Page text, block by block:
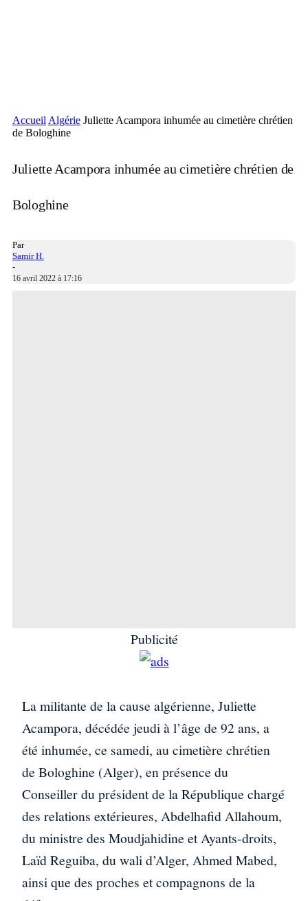
Accueil Algérie Juliette Acampora inhumée au cimetière chrétien
de Bologhine
Juliette Acampora inhumée au cimetière chrétien de
Bologhine
Par
Samir H.
-
16 avril 2022 à 17:16
Publicité
La militante de la cause algérienne, Juliette
Acampora, décédée jeudi à l’âge de 92 ans, a
été inhumée, ce samedi, au cimetière chrétien
de Bologhine (Alger), en présence du
Conseiller du président de la République chargé
des relations extérieures, Abdelhafid Allahoum,
du ministre des Moudjahidine et Ayants-droits,
Laïd Reguiba, du wali d’Alger, Ahmed Mabed,
ainsi que des proches et compagnons de la